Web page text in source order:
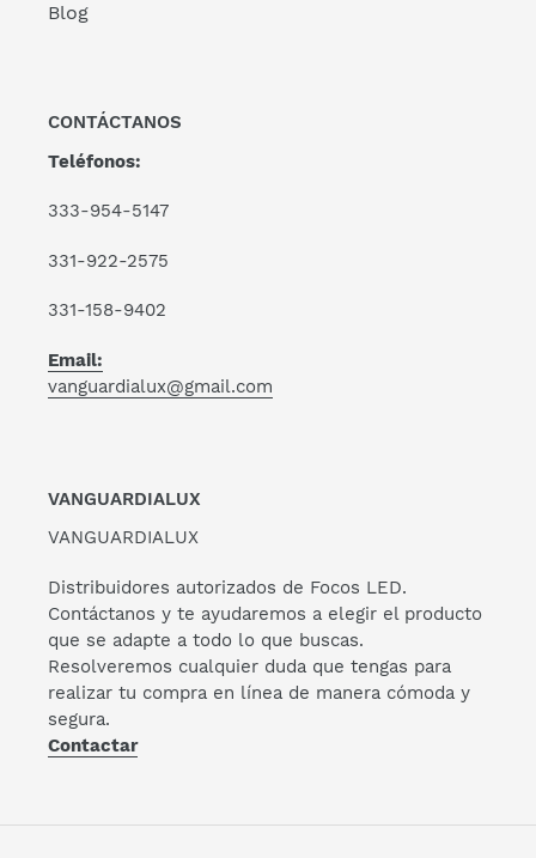
Blog
CONTÁCTANOS
Teléfonos:
333-954-5147
331-922-2575
331-158-9402
Email:
vanguardialux@gmail.com
VANGUARDIALUX
VANGUARDIALUX
Distribuidores autorizados de Focos LED.
Contáctanos y te ayudaremos a elegir el producto
que se adapte a todo lo que buscas.
Resolveremos cualquier duda que tengas para
realizar tu compra en línea de manera cómoda y
segura.
Contactar